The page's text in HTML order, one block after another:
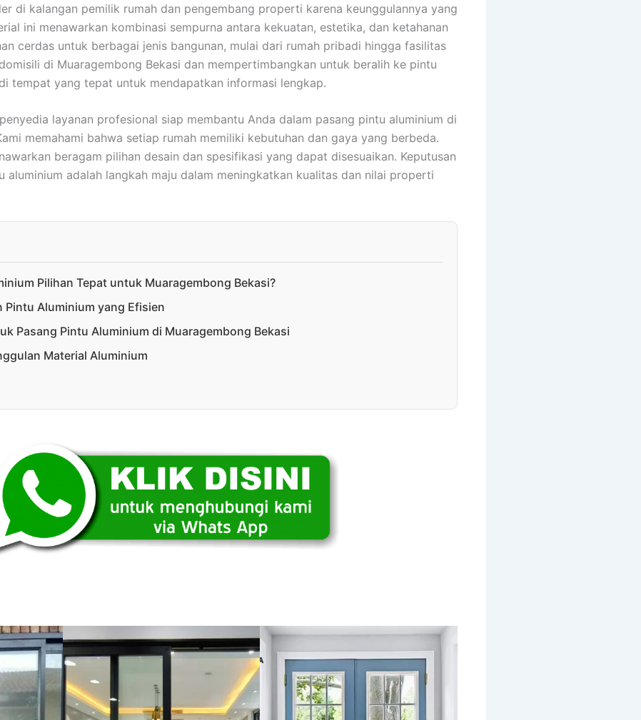
di kalangan pemilik rumah dan pengembang properti karena keunggulannya yang
ini menawarkan kombinasi sempurna antara kekuatan, estetika, dan ketahanan
cerdas untuk berbagai jenis bangunan, mulai dari rumah pribadi hingga fasilitas
di Muaragembong Bekasi dan mempertimbangkan untuk beralih ke pintu
tempat yang tepat untuk mendapatkan informasi lengkap.
layanan profesional siap membantu Anda dalam pasang pintu aluminium di
memahami bahwa setiap rumah memiliki kebutuhan dan gaya yang berbeda.
beragam pilihan desain dan spesifikasi yang dapat disesuaikan. Keputusan
aluminium adalah langkah maju dalam meningkatkan kualitas dan nilai properti
Pilihan Tepat untuk Muaragembong Bekasi?
Pintu Aluminium yang Efisien
Pasang Pintu Aluminium di Muaragembong Bekasi
Material Aluminium